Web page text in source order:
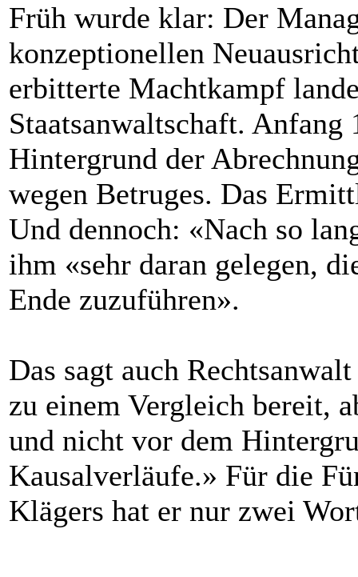
Früh wurde klar: Der
konzeptionellen
erbitterte Machtkampf
Staatsanwaltschaft.
Hintergrund der
wegen Betruges. Das
Und dennoch: «Nach so
ihm «sehr daran gelegen,
Ende zuzuführen».
Das sagt auch
zu einem Vergleich bereit,
und nicht vor dem
Kausalverläufe.» Für die
Klägers hat er nur zwei